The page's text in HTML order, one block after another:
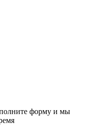
форму и мы